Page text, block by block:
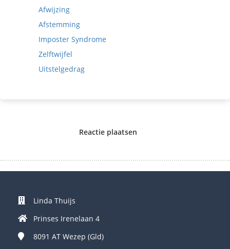
Afwijzing
Afstemming
Imposter Syndrome
Zelftwijfel
Uitstelgedrag
Reactie plaatsen
Linda Thuijs
Prinses Irenelaan 4
8091 AT Wezep (Gld)